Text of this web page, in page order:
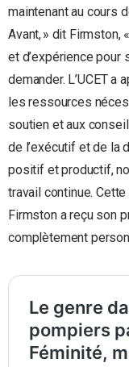
maintenant au cours
Avant, » dit Firmston,
et d’expérience pour
demander. L’UCET
les ressources
soutien et aux
de l’exécutif et de la
positif et productif,
travail continue.
Firmston a reçu son
complètement